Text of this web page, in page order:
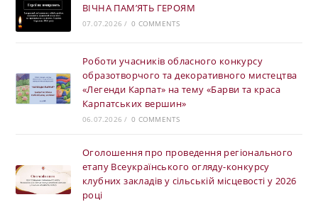
ВІЧНА ПАМ’ЯТЬ ГЕРОЯМ
07.07.2026 / 0 COMMENTS
Роботи учасників обласного конкурсу
образотворчого та декоративного мистецтва
«Легенди Карпат» на тему «Барви та краса
Карпатських вершин»
06.07.2026 / 0 COMMENTS
Оголошення про проведення регіонального
етапу Всеукраїнського огляду-конкурсу
клубних закладів у сільській місцевості у 2026
році